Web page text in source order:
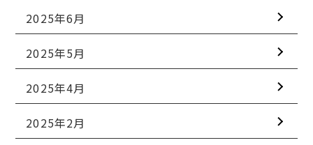
2025年6月
2025年5月
2025年4月
2025年2月